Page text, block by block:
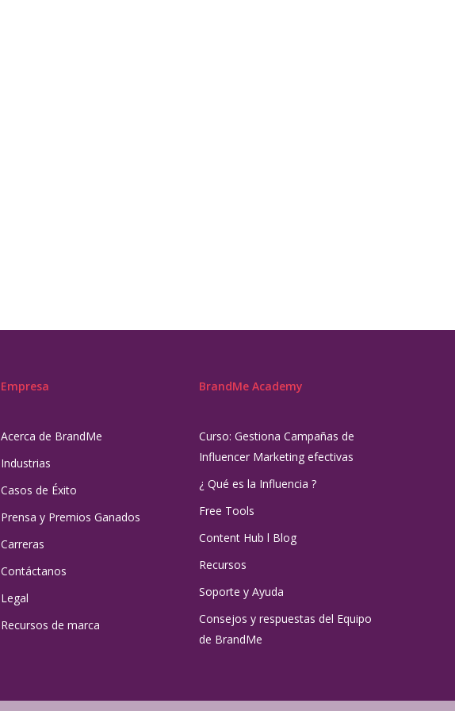
Empresa
Acerca de BrandMe
Industrias
Casos de Éxito
Prensa y Premios Ganados
Carreras
Contáctanos
Legal
Recursos de marca
BrandMe Academy
Curso: Gestiona Campañas de
Influencer Marketing efectivas
¿ Qué es la Influencia ?
Free Tools
Content Hub l Blog
Recursos
Soporte y Ayuda
Consejos y respuestas del Equipo
de BrandMe